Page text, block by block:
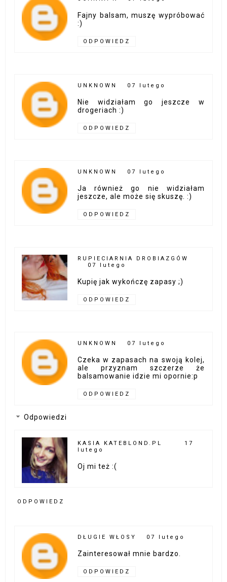
Fajny balsam, muszę wypróbować
:)
ODPOWIEDZ
UNKNOWN 07 lutego
Nie widziałam go jeszcze w
drogeriach :)
ODPOWIEDZ
UNKNOWN 07 lutego
Ja również go nie widziałam
jeszcze, ale może się skuszę. :)
ODPOWIEDZ
RUPIECIARNIA DROBIAZGÓW
07 lutego
Kupię jak wykończę zapasy ;)
ODPOWIEDZ
UNKNOWN 07 lutego
Czeka w zapasach na swoją kolej,
ale przyznam szczerze że
balsamowanie idzie mi opornie:p
ODPOWIEDZ
Odpowiedzi
KASIA KATEBLOND.PL
17
lutego
Oj mi też :(
ODPOWIEDZ
DŁUGIE WŁOSY 07 lutego
Zainteresował mnie bardzo.
ODPOWIEDZ